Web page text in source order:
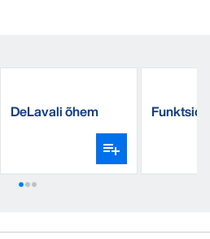
DeLavali õhem